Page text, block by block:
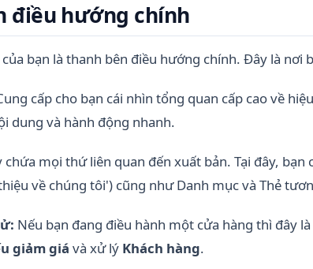
điều hướng chính
bạn là thanh bên điều hướng chính. Đây là nơi
cấp cho bạn cái nhìn tổng quan cấp cao về
dung và hành động nhanh.
chứa mọi thứ liên quan đến xuất bản. Tại đây, bạn
về chúng tôi') cũng như Danh mục và Thẻ
Nếu bạn đang điều hành một cửa hàng thì đây
giảm giá và xử lý Khách hàng.